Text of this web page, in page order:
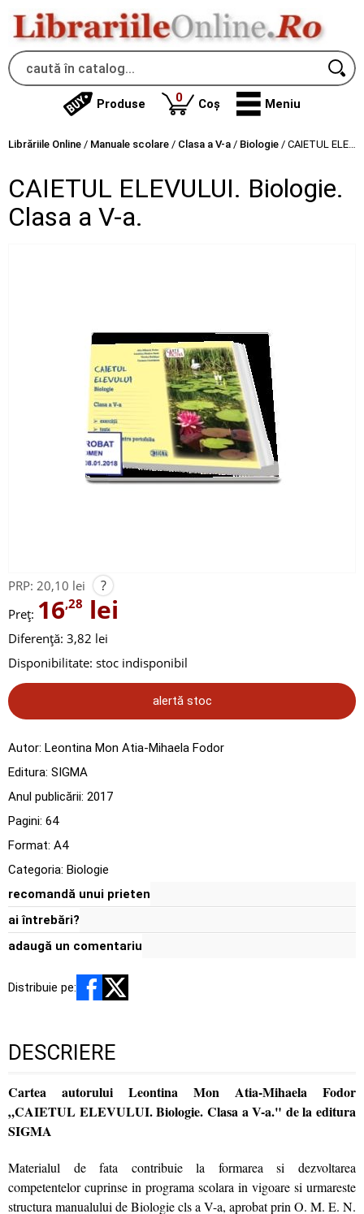
Produse 0produse
Coș Meniu
Librăriile Online / Manuale scolare / Clasa a V-a / Biologie / CAIETUL ELEVULUI. Biologie. Clasa a V-a.
CAIETUL ELEVULUI. Biologie.
Clasa a V-a.
PRP: 20,10 lei ?
Preț: 16,28 lei
Diferență: 3,82 lei
Disponibilitate: stoc indisponibil
alertă stoc
Autor: Leontina Mon Atia-Mihaela Fodor
Editura: SIGMA
Anul publicării: 2017
Pagini: 64
Format: A4
Categoria: Biologie
recomandă unui prieten
ai întrebări?
adaugă un comentariu
Distribuie pe:
DESCRIERE
Cartea autorului Leontina Mon Atia-Mihaela Fodor
„CAIETUL ELEVULUI. Biologie. Clasa a V-a." de la editura
SIGMA
Materialul de fata contribuie la formarea si dezvoltarea
competentelor cuprinse in programa scolara in vigoare si urmareste
structura manualului de Biologie cls a V-a, aprobat prin O. M. E. N.